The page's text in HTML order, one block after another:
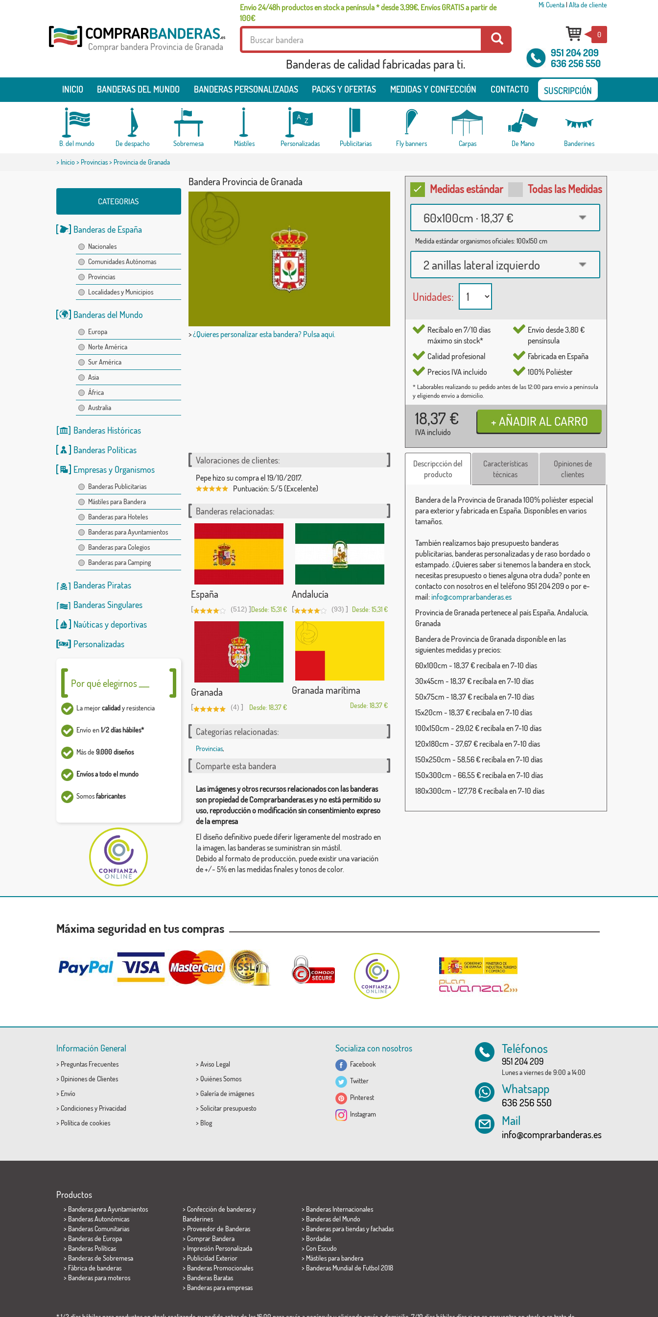
Envío 24/48h productos en stock a península * desde 3,99€, Envíos GRATIS a partir de
100€
Mi Cuenta| Alta de cliente
Comprar bandera Provincia de Granada
Banderas de calidad fabricadas para ti.
0
951 204 209
636 256 550
INICIO BANDERAS DEL MUNDO BANDERAS PERSONALIZADAS PACKS Y OFERTAS MEDIDAS Y CONFECCIÓN CONTACTO SUSCRIPCIÓN
B. del mundo De despacho Sobremesa Mástiles Personalizadas Publicitarias Fly banners Carpas De Mano Banderines
> Inicio> Provincias> Provincia de Granada
CATEGORIAS
Banderas de España
Nacionales
Comunidades Autónomas
Provincias
Localidades y Municipios
Banderas del Mundo
Europa
Norte América
Sur América
Asia
África
Australia
Banderas Históricas
Banderas Políticas
Empresas y Organismos
Banderas Publicitarias
Mástiles para Bandera
Banderas para Hoteles
Banderas para Ayuntamientos
Banderas para Colegios
Banderas para Camping
Banderas Piratas
Banderas Singulares
Naúticasydeportivas
Personalizadas
Por qué elegirnos ___
La mejorcalidady resistencia
Envío en1/2 días hábiles*
Más de 9.000 diseños
Envíos a todo el mundo
Somosfabricantes
Bandera Provincia de Granada
>¿Quieres personalizar esta bandera? Pulsa aquí.
Medidas estándar Todas las Medidas
60x100cm · 18,37 €
Medida estándar organismos oficiales: 100x150 cm
2 anillas lateral izquierdo
Unidades:
Recíbalo en 7/10 días
máximo sin stock*
Calidad profesional
Precios IVA incluido
Envío desde 3,80 €
pensínsula
Fabricada en España
100% Poliéster
* Laborables realizando su pedido antes de las 12:00 para envío a península
y eligiendo envío a domicilio.
18,37 €
IVA incluido
Valoraciones de clientes:
Pepe hizo su compra el 19/10/2017.
Puntuación: 5/5 (Excelente)
Banderas relacionadas:
España
[ (512) ]Desde: 15,31 €
Andalucía
[ (93) ] Desde: 15,31 €
Granada
[ (4) ] Desde: 18,37 €
Granada marítima
Desde: 18,37 €
Categorías relacionadas:
Provincias,
Comparte esta bandera
Las imágenes y otros recursos relacionados con las banderas
son propiedad de Comprarbanderas.es y no está permitido su
uso, reproducción o modificación sin consentimiento expreso
de la empresa
El diseño definitivo puede diferir ligeramente del mostrado en
la imagen, las banderas se suministran sin mástil.
Debido al formato de producción, puede existir una variación
de +/- 5% en las medidas finales y tonos de color.
Descripcción del
producto
Características
técnicas
Opiniones de
clientes
Bandera de la Provincia de Granada 100% poliéster especial
para exterior y fabricada en España. Disponibles en varios
tamaños.
También realizamos bajo presupuesto banderas
publicitarias, banderas personalizadas y de raso bordado o
estampado. ¿Quieres saber si tenemos la bandera en stock,
necesitas presupuesto o tienes alguna otra duda? ponte en
contacto con nosotros en el teléfono 951 204 209 o por e-
mail:info@comprarbanderas.es
Provincia de Granada pertenece al país España, Andalucía,
Granada
Bandera de Provincia de Granada disponible en las
siguientes medidas y precios:
60x100cm - 18,37 € recíbala en 7-10 días
30x45cm - 18,37 € recíbala en 7-10 días
50x75cm - 18,37 € recíbala en 7-10 días
15x20cm - 18,37 € recíbala en 7-10 días
100x150cm - 29,02 € recíbala en 7-10 días
120x180cm - 37,67 € recíbala en 7-10 días
150x250cm - 58,56 € recíbala en 7-10 días
150x300cm - 66,55 € recíbala en 7-10 días
180x300cm - 127,78 € recíbala en 7-10 días
Máxima seguridad en tus compras
Información General
> Preguntas Frecuentes
> Opiniones de Clientes
> Envío
> Condicionesy Privacidad
> Política de cookies
> Aviso Legal
> Quiénes Somos
> Galería de imágenes
> Solicitar presupuesto
> Blog
Socializa con nosotros
Facebook
Twitter
Pinterest
Instagram
Teléfonos
951 204 209
Lunes a viernes de 9:00 a 14:00
Whatsapp
636 256 550
Mail
info@comprarbanderas.es
Productos
> Banderas para Ayuntamientos
> Banderas Autonómicas
> Banderas Comunitarias
> Banderas de Europa
> Banderas Políticas
> Banderas de Sobremesa
> Fábrica de banderas
> Banderas para moteros
> Confección de banderas y
Banderines
> Proveedor de Banderas
> Comprar Bandera
> Impresión Personalizada
> Publicidad Exterior
> Banderas Promocionales
> Banderas Baratas
> Banderas para empresas
> Banderas Internacionales
> Banderas del Mundo
> Banderas para tiendas y fachadas
> Bordadas
> Con Escudo
> Mástiles para bandera
> Banderas Mundial de Futbol 2018